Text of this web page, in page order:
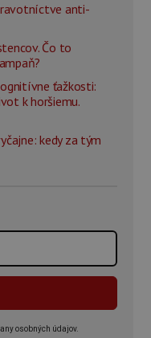
anti-
Čo to
ťažkosti:
k horšiemu.
kedy za tým
osobných údajov.